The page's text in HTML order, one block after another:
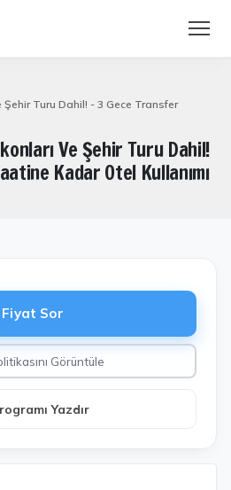
Turu Dahil! - 3 Gece Transfer
Ve Şehir Turu Dahil!
Kadar Otel Kullanımı
Fiyat Sor
Görüntüle
Yazdır